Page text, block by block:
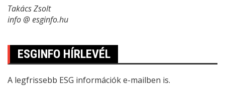
Takács Zsolt
info @ esginfo.hu
ESGINFO HÍRLEVÉL
A legfrissebb ESG információk e-mailben is.